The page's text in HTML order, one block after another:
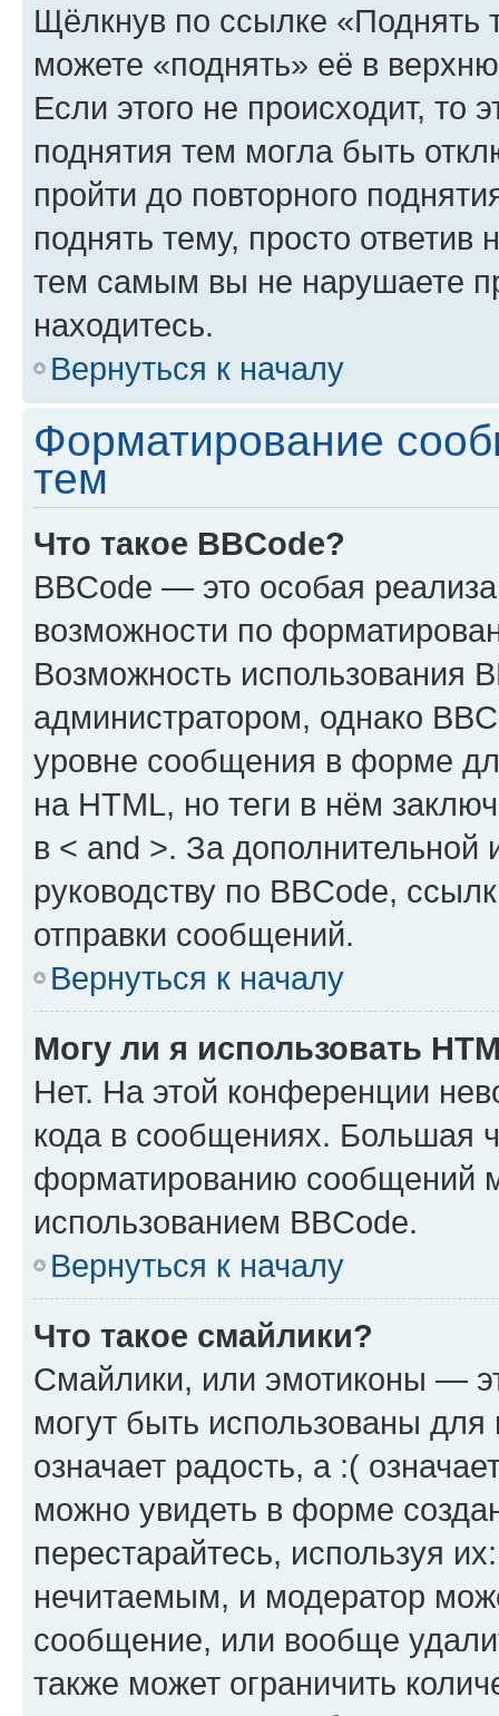
Щёлкнув по ссылке «Поднять
можете «поднять» её в
Если этого не происходит, то
поднятия тем могла быть
пройти до повторного
поднять тему, просто ответив
тем самым вы не нарушаете
находитесь.
Вернуться к началу
Форматирование
тем
Что такое BBCode?
BBCode — это особая
возможности по
Возможность использования
администратором, однако
уровне сообщения в форме
на HTML, но теги в нём
в < and >. За
руководству по BBCode,
отправки сообщений.
Вернуться к началу
Могу ли я использовать
Нет. На этой конференции
кода в сообщениях. Большая
форматированию сообщений
использованием BBCode.
Вернуться к началу
Что такое смайлики?
Смайлики, или эмотиконы —
могут быть использованы
означает радость, а :(
можно увидеть в форме
перестарайтесь, используя
нечитаемым, и модератор
сообщение, или вообще
также может ограничить